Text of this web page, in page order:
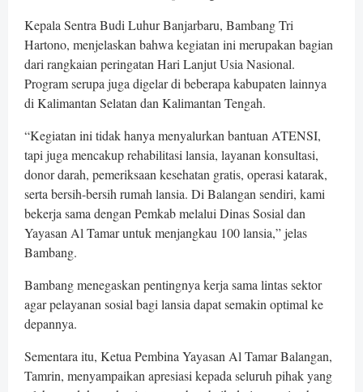
Kepala Sentra Budi Luhur Banjarbaru, Bambang Tri
Hartono, menjelaskan bahwa kegiatan ini merupakan bagian
dari rangkaian peringatan Hari Lanjut Usia Nasional.
Program serupa juga digelar di beberapa kabupaten lainnya
di Kalimantan Selatan dan Kalimantan Tengah.
“Kegiatan ini tidak hanya menyalurkan bantuan ATENSI,
tapi juga mencakup rehabilitasi lansia, layanan konsultasi,
donor darah, pemeriksaan kesehatan gratis, operasi katarak,
serta bersih-bersih rumah lansia. Di Balangan sendiri, kami
bekerja sama dengan Pemkab melalui Dinas Sosial dan
Yayasan Al Tamar untuk menjangkau 100 lansia,” jelas
Bambang.
Bambang menegaskan pentingnya kerja sama lintas sektor
agar pelayanan sosial bagi lansia dapat semakin optimal ke
depannya.
Sementara itu, Ketua Pembina Yayasan Al Tamar Balangan,
Tamrin, menyampaikan apresiasi kepada seluruh pihak yang